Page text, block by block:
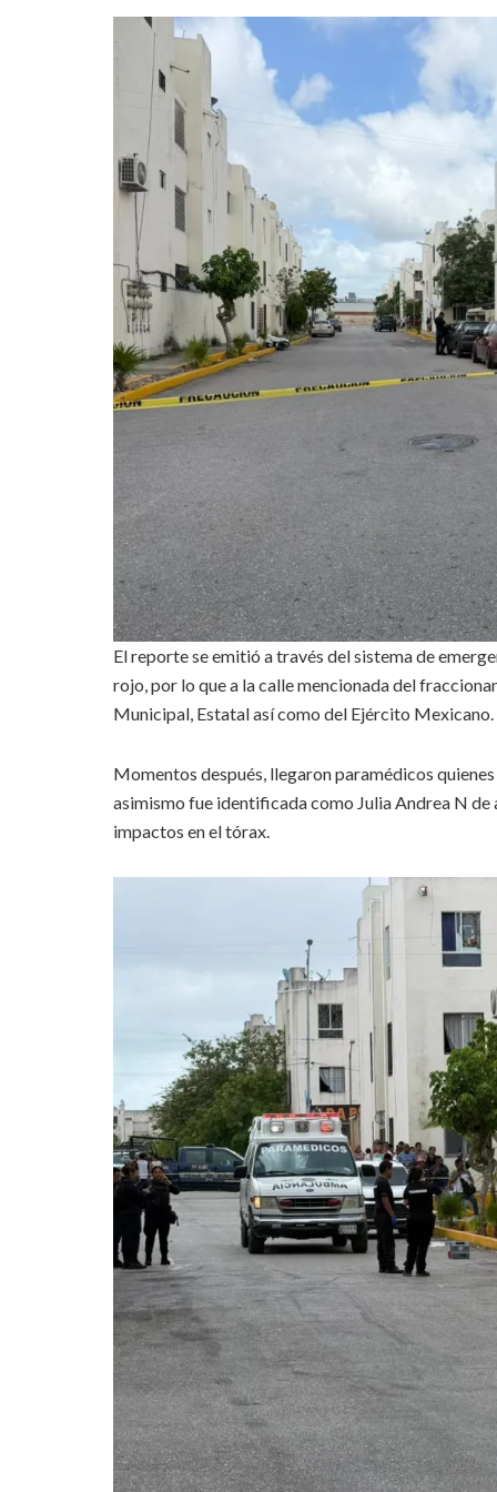
El reporte se emitió a través del sistema de
rojo, por lo que a la calle mencionada del
Municipal, Estatal así como del Ejército Mexicano.
Momentos después, llegaron paramédicos
asimismo fue identificada como Julia Andrea N
impactos en el tórax.